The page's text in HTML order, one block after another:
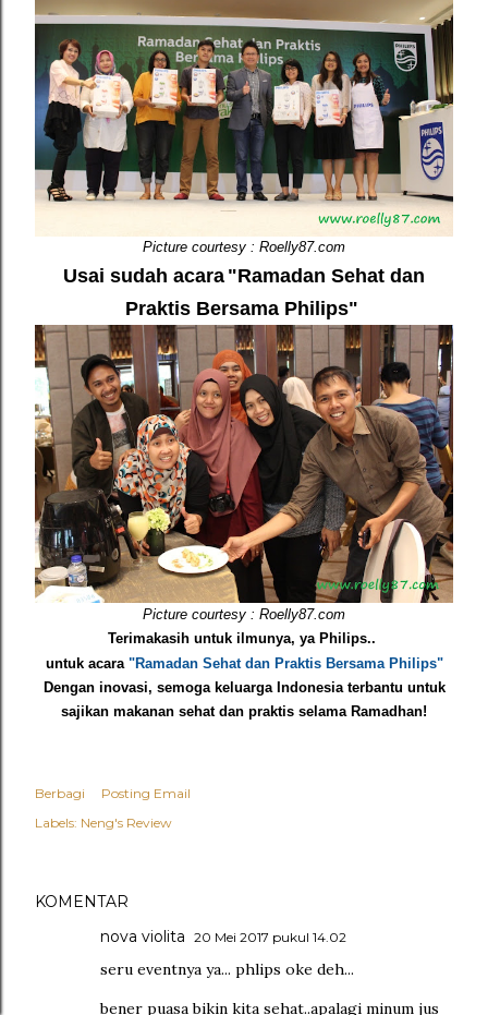
Picture courtesy : Roelly87.com
Usai sudah acara "Ramadan Sehat dan
Praktis Bersama Philips"
Picture courtesy : Roelly87.com
Terimakasih untuk ilmunya, ya Philips..
untuk acara "Ramadan Sehat dan Praktis Bersama Philips"
Dengan inovasi, semoga keluarga Indonesia terbantu untuk
sajikan makanan sehat dan praktis selama Ramadhan!
Berbagi
Posting Email
Labels: Neng's Review
KOMENTAR
nova violita 20 Mei 2017 pukul 14.02
seru eventnya ya... phlips oke deh...
bener puasa bikin kita sehat..apalagi minum jus